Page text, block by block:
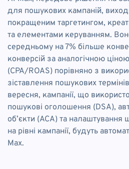
для пошукових кампаній,
покращеним таргетингом,
та елементами керуванням.
середньому на 7% більше
конверсій за аналогічною
(CPA/ROAS) порівняно з
зіставлення пошукових
вересня, кампанії, що
пошукові оголошення (DSA),
об’єкти (ACA) та налаштування
на рівні кампанії, будуть
Max.